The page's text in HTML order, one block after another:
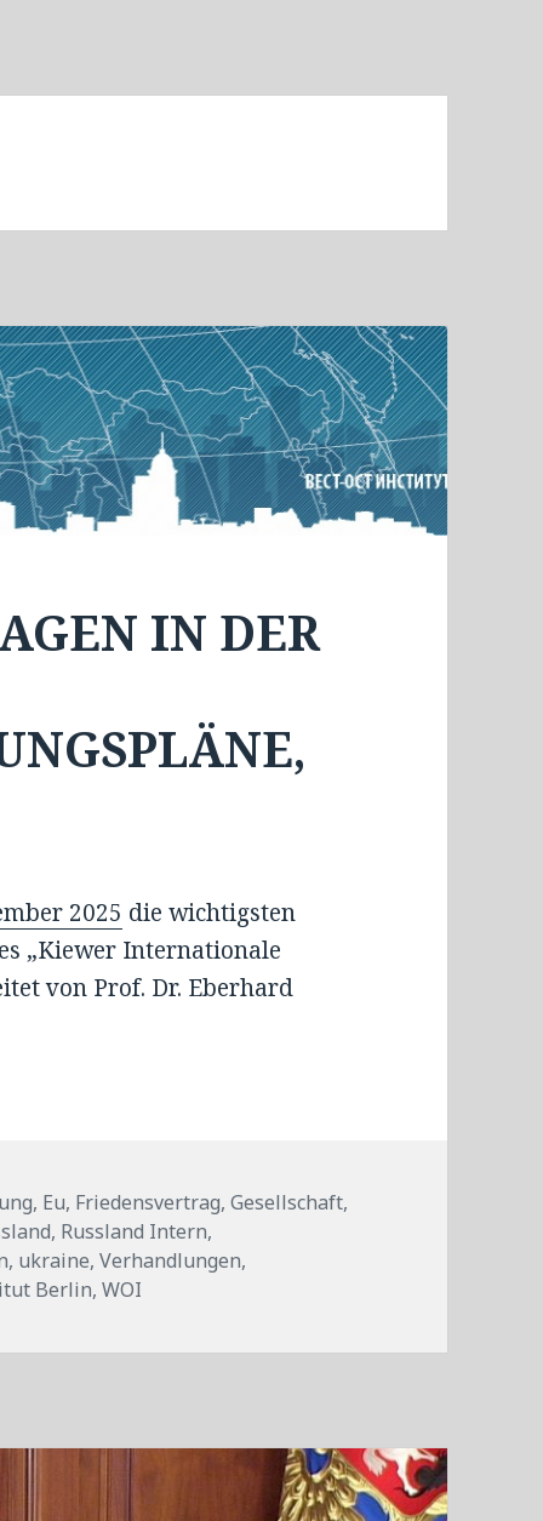
IN DER
2025 die wichtigsten
„Kiewer Internationale
von Prof. Dr. Eberhard
, Eu, Friedensvertrag,Gesellschaft,
, Russland Intern,
, ukraine,Verhandlungen,
Berlin,WOI